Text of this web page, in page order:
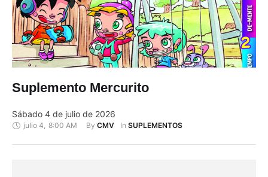
Suplemento Mercurito
Sábado 4 de julio de 2026
julio 4 8:00 AM By CMV In SUPLEMENTOS